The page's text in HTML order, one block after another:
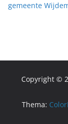
gemeente
Copyright ©
Thema: